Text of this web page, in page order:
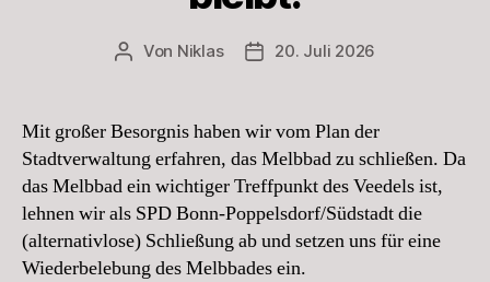
Beitragsautor
Von Niklas Beitragsdatum
20. Juli 2026
Mit großer Besorgnis haben wir vom Plan der
Stadtverwaltung erfahren, das Melbbad zu schließen. Da
das Melbbad ein wichtiger Treffpunkt des Veedels ist,
lehnen wir als SPD Bonn-Poppelsdorf/Südstadt die
(alternativlose) Schließung ab und setzen uns für eine
Wiederbelebung des Melbbades ein.